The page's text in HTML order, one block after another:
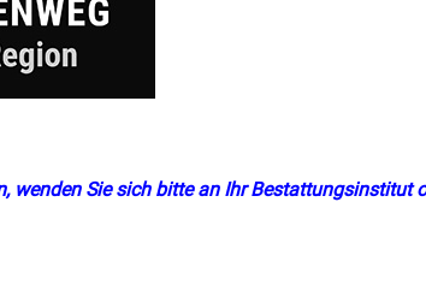
wenden Sie sich bitte an Ihr Bestattungsinstitut